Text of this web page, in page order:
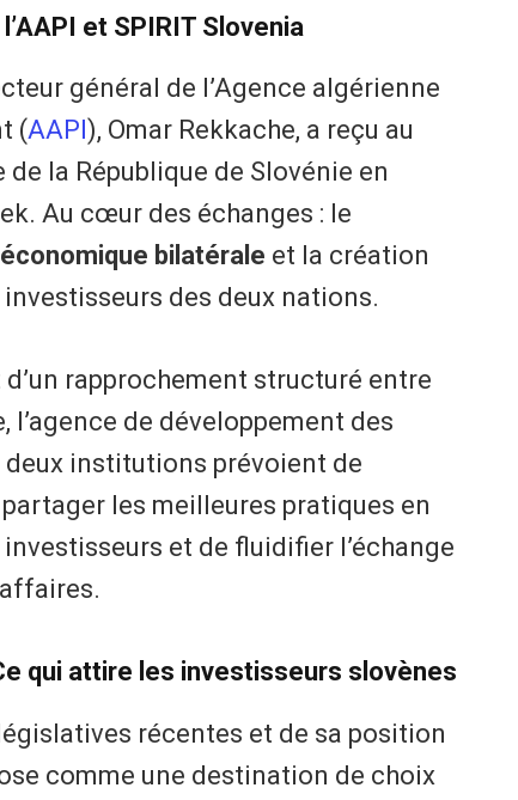
et SPIRIT Slovenia
général de l’Agence algérienne
(AAPI ), Omar Rekkache, a reçu au
de la République de Slovénie en
Au cœur des échanges : le
bilatérale et la création
des deux nations.
rapprochement structuré entre
l’agence de développement des
deux institutions prévoient de
les meilleures pratiques en
et de fluidifier l’échange
qui attire les investisseurs slovènes
récentes et de sa position
comme une destination de choix